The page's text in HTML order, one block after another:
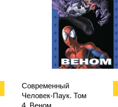
Современный
Человек-Паук. Том
4. Веном